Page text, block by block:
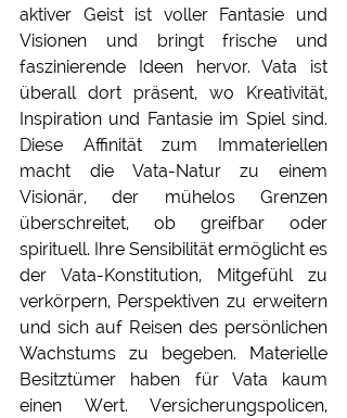
aktiver Geist ist voller Fantasie und
Visionen und bringt frische und
faszinierende Ideen hervor. Vata ist
überall dort präsent, wo Kreativität,
Inspiration und Fantasie im Spiel sind.
Diese Affinität zum Immateriellen
macht die Vata-Natur zu einem
Visionär, der mühelos Grenzen
überschreitet, ob greifbar oder
spirituell. Ihre Sensibilität ermöglicht es
der Vata-Konstitution, Mitgefühl zu
verkörpern, Perspektiven zu erweitern
und sich auf Reisen des persönlichen
Wachstums zu begeben. Materielle
Besitztümer haben für Vata kaum
einen Wert. Versicherungspolicen,